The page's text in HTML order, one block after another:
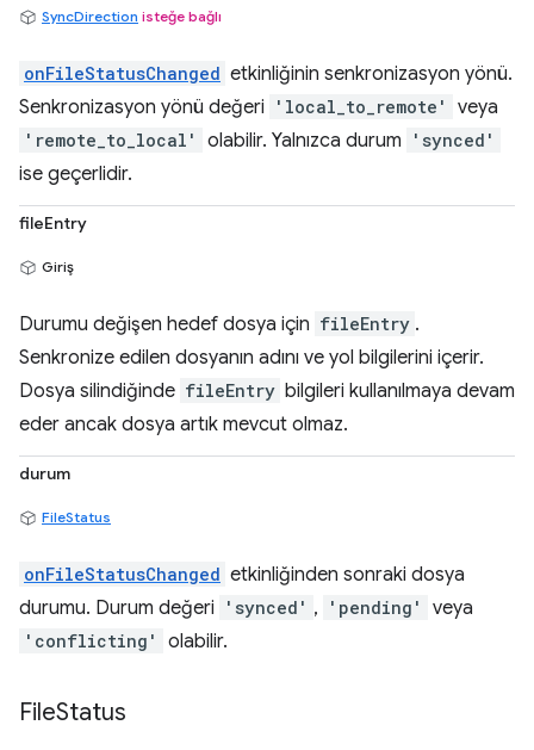
SyncDirection isteğe bağlı
onFileStatusChanged etkinliğinin senkronizasyon yönü.
Senkronizasyon yönü değeri
'local_to_remote' veya
'remote_to_local' olabilir. Yalnızca durum 'synced'
ise geçerlidir.
fileEntry
Giriş
Durumu değişen hedef dosya için fileEntry .
Senkronize edilen dosyanın adını ve yol bilgilerini içerir.
Dosya silindiğinde fileEntry bilgileri kullanılmaya devam
eder ancak dosya artık mevcut olmaz.
durum
FileStatus
onFileStatusChanged etkinliğinden sonraki dosya
durumu. Durum değeri
'synced' , 'pending' veya
'conflicting' olabilir.
FileStatus